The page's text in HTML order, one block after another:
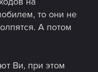
то они не
А потом
Ви, при этом